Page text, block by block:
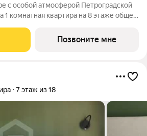
с особой атмосферой Петроградской
1 комнатная квартира на 8 этаже общей
квартиры для ценителей формата
вокруг
Позвоните мне
7 этаж из 18